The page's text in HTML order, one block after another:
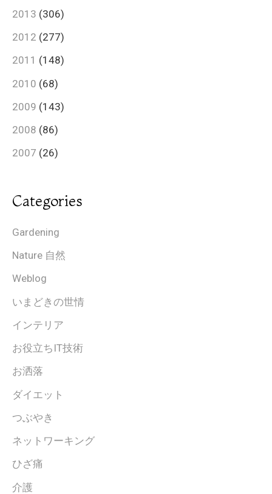
2013 (306)
2012 (277)
2011 (148)
2010 (68)
2009 (143)
2008 (86)
2007 (26)
Categories
Gardening
Nature 自然
Weblog
いまどきの世情
インテリア
お役立ちIT技術
お洒落
ダイエット
つぶやき
ネットワーキング
ひざ痛
介護